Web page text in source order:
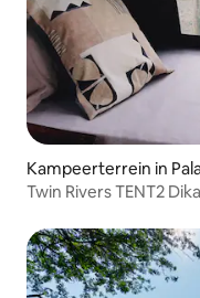
Kampeerterrein in
Twin Rivers TENT2